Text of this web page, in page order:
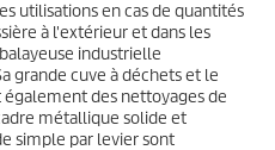
utilisations en cas de quantités
à l'extérieur et dans les
industrielle
grande cuve à déchets et le
des nettoyages de
métallique solide et
simple par levier sont